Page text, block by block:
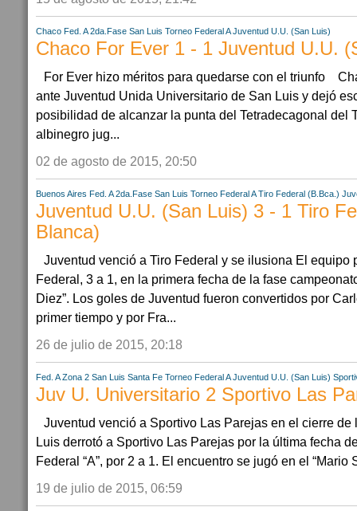
Chaco Fed. A 2da.Fase San Luis Torneo Federal A Juventud U.U. (San Luis)
Chaco For Ever 1 - 1 Juventud U.U.
For Ever hizo méritos para quedarse con el triunfo
ante Juventud Unida Universitario de San Luis y dejó
posibilidad de alcanzar la punta del Tetradecagonal del
albinegro jug...
02 de agosto de 2015, 20:50
Buenos Aires Fed. A 2da.Fase San Luis Torneo Federal A Tiro Federal (B.Bca.)
Juventud U.U. (San Luis) 3 - 1 Tiro
Blanca)
Juventud venció a Tiro Federal y se ilusiona El equipo
Federal, 3 a 1, en la primera fecha de la fase
Diez”. Los goles de Juventud fueron convertidos por
primer tiempo y por Fra...
26 de julio de 2015, 20:18
Fed. A Zona 2 San Luis Santa Fe Torneo Federal A Juventud U.U. (San Luis)
Juv U. Universitario 2 Sportivo Las
Juventud venció a Sportivo Las Parejas en el cierre
Luis derrotó a Sportivo Las Parejas por la última fecha
Federal “A”, por 2 a 1. El encuentro se jugó en el “Mario
19 de julio de 2015, 06:59